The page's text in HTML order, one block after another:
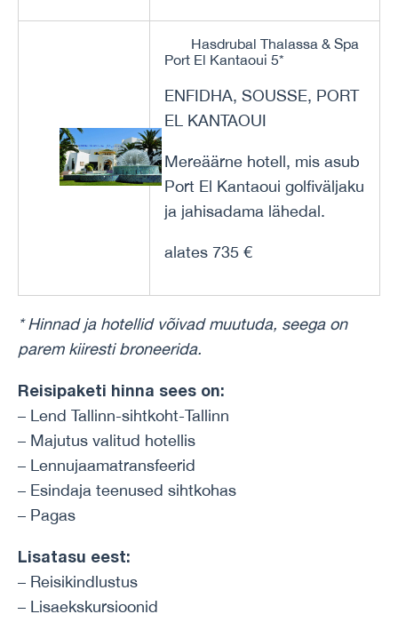
Hasdrubal Thalassa & Spa
Port El Kantaoui 5*
ENFIDHA, SOUSSE, PORT
EL KANTAOUI
Mereäärne hotell, mis asub
Port El Kantaoui golfiväljaku
ja jahisadama lähedal.
alates 735 €
* Hinnad ja hotellid võivad muutuda, seega on
parem kiiresti broneerida.
Reisipaketi hinna sees on:
– Lend Tallinn-sihtkoht-Tallinn
– Majutus valitud hotellis
– Lennujaamatransfeerid
– Esindaja teenused sihtkohas
– Pagas
Lisatasu eest:
– Reisikindlustus
– Lisaekskursioonid